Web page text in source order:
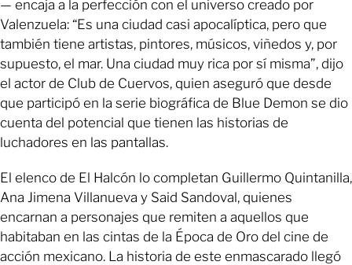
— encaja a la perfección con el universo creado por
Valenzuela: “Es una ciudad casi apocalíptica, pero que
también tiene artistas, pintores, músicos, viñedos y, por
supuesto, el mar. Una ciudad muy rica por sí misma”, dijo
el actor de Club de Cuervos, quien aseguró que desde
que participó en la serie biográfica de Blue Demon se dio
cuenta del potencial que tienen las historias de
luchadores en las pantallas.
El elenco de El Halcón lo completan Guillermo Quintanilla,
Ana Jimena Villanueva y Said Sandoval, quienes
encarnan a personajes que remiten a aquellos que
habitaban en las cintas de la Época de Oro del cine de
acción mexicano. La historia de este enmascarado llegó